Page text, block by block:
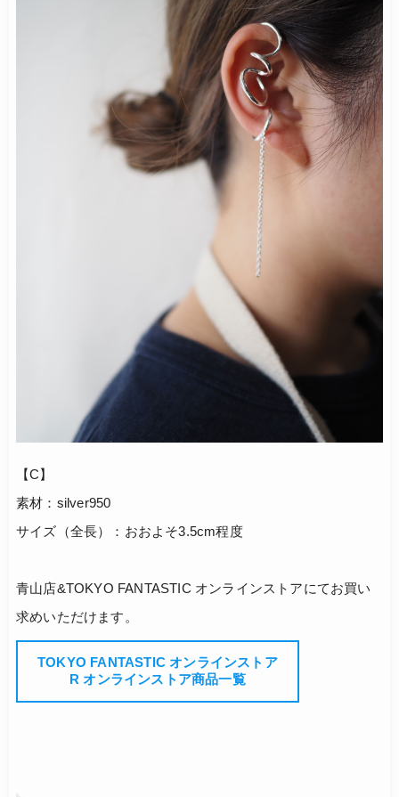
【C】
素材：silver950
サイズ（全長）：おおよそ3.5cm程度
青山店&TOKYO FANTASTIC オンラインストアにてお買い
求めいただけます。
TOKYO FANTASTIC オンラインストア
R オンラインストア商品一覧